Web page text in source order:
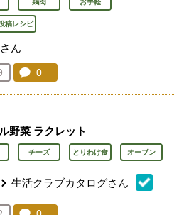
稿レシピ
ん
に入り登録：
が登録
コメント：
0
野菜 ラクレット
チーズ とりわけ食 オーブン
生活クラブカタログさん